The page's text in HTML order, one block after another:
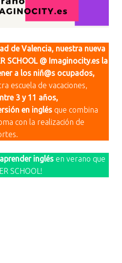
de Valencia, nuestra nueva
SCHOOL @ Imaginocity.es la
a los niñ@s ocupados,
escuela de vacaciones,
3 y 11 años,
en inglésque combina
con la realización de
aprender inglésen verano que
SCHOOL!